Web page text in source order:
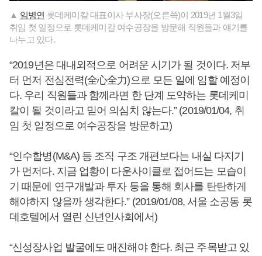
▲ 임병연 롯데케미칼 대표이사 부사장(오른쪽)이 2019년 1월3일
취임 첫 일정으로 롯데케미칼 여수공장을 방문해 직원들과 얘기를
나누고 있다.
“2019년은 대내외적으로 어려운 시기가 될 것이다. 저부
터 먼저 전심전력(全心全力)으로 모든 일에 임할 예정이
다. 우리 직원들과 함께라면 한 단계 도약하는 롯데케미
칼이 될 것이라고 믿어 의심치 않는다.” (2019/01/04, 취
임 첫 일정으로 여수공장을 방문하고)
“인수합병(M&A) 등 조직 구조 개편보다는 내실 다지기
가 먼저다. 지금 업황이 다운사이클로 접어드는 모습이
기 때문에 연구개발과 투자 등을 통해 회사를 탄탄하게
해야하지 않을까 생각한다.” (2019/01/08, 서울 소공동 롯
데호텔에서 열린 신년인사회에서)
“신성장사업 발굴에도 매진해야 한다. 최근 주목받고 있